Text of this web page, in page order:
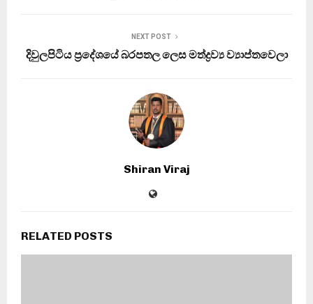
NEXT POST
දිවුලපිටිය ප්‍රදේශයේ බරපතල ලෙස මත්ද්‍රව්‍ය ව්‍යාප්තවෙලා
Shiran Viraj
RELATED POSTS